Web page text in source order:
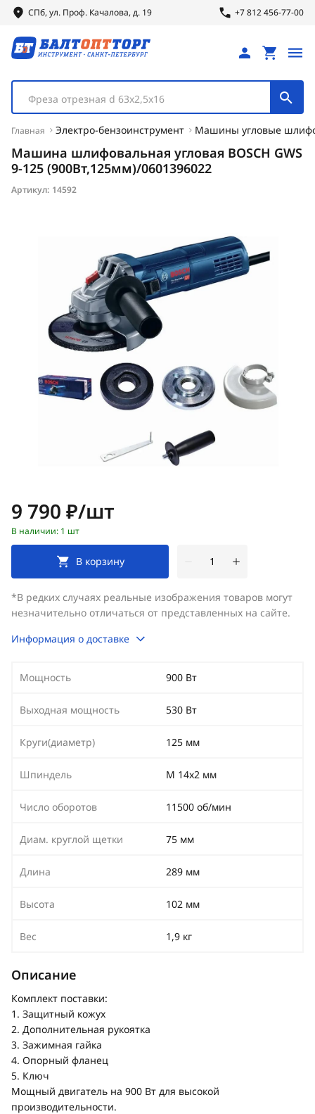
СПб, ул. Проф. Качалова, д. 19 +7 812 456-77-00
Фреза отрезная d 63х2,5х16
Главная Электро-бензоинструмент Машины угловые
Машина шлифовальная угловая BOSCH GWS
9-125 (900Вт,125мм)/0601396022
Артикул: 14592
Цена:
9 790 ₽/шт
В наличии: 1 шт
В корзину
*В редких случаях реальные изображения товаров могут
незначительно отличаться от представленных на сайте.
Информация о доставке
Мощность 900 Вт
Выходная мощность 530 Вт
Круги(диаметр) 125 мм
Шпиндель M 14х2 мм
Число оборотов 11500 об/мин
Диам. круглой щетки 75 мм
Длина 289 мм
Высота 102 мм
Вес 1,9 кг
Описание
Комплект поставки:
1. Защитный кожух
2. Дополнительная рукоятка
3. Зажимная гайка
4. Опорный фланец
5. Ключ
Мощный двигатель на 900 Вт для высокой
производительности.